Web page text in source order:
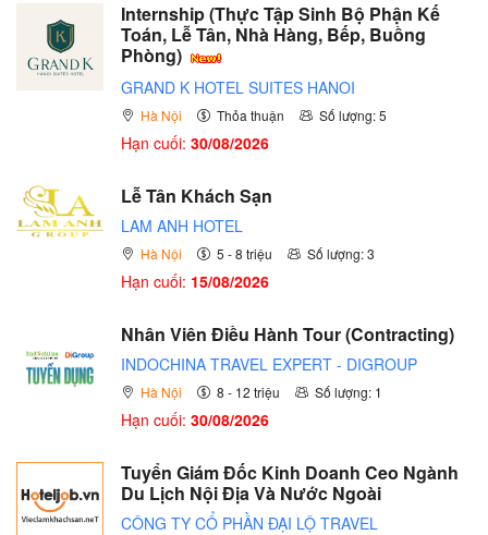
Internship (Thực Tập Sinh Bộ Phận Kế
Toán, Lễ Tân, Nhà Hàng, Bếp, Buồng
Phòng)
GRAND K HOTEL SUITES HANOI
Hà Nội Thỏa thuận Số lượng: 5
Hạn cuối: 30/08/2026
Lễ Tân Khách Sạn
LAM ANH HOTEL
Hà Nội 5 - 8 triệu Số lượng: 3
Hạn cuối: 15/08/2026
Nhân Viên Điều Hành Tour (Contracting)
INDOCHINA TRAVEL EXPERT - DIGROUP
Hà Nội 8 - 12 triệu Số lượng: 1
Hạn cuối: 30/08/2026
Tuyển Giám Đốc Kinh Doanh Ceo Ngành
Du Lịch Nội Địa Và Nước Ngoài
CÔNG TY CỔ PHẦN ĐẠI LỘ TRAVEL